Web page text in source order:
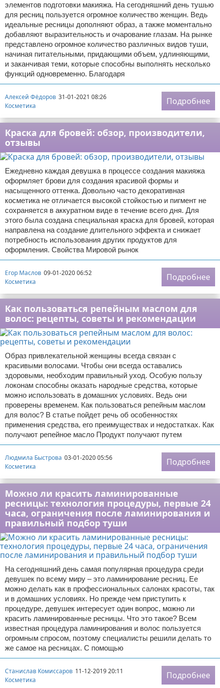
элементов подготовки макияжа. На сегодняшний день тушью
для ресниц пользуется огромное количество женщин. Ведь
идеальные ресницы дополняют образ, а также моментально
добавляют выразительность и очарование глазам. На рынке
представлено огромное количество различных видов туши,
начиная питательными, придающими объем, удлиняющими,
и заканчивая теми, которые способны выполнять несколько
функций одновременно. Благодаря
Алексей Фёдоров 31-01-2021 08:26
Косметика
Подробнее
Краска для бровей: обзор, производители,
отзывы
Ежедневно каждая девушка в процессе создания макияжа
оформляет брови для создания красивой формы и
насыщенного оттенка. Довольно часто декоративная
косметика не отличается высокой стойкостью и пигмент не
сохраняется в аккуратном виде в течение всего дня. Для
этого была создана специальная краска для бровей, которая
направлена на создание длительного эффекта и снижает
потребность использования других продуктов для
оформления. Свойства Мировой рынок
Егор Маслов 09-01-2020 06:52
Косметика
Подробнее
Как пользоваться репейным маслом для
волос: рецепты, советы и рекомендации
Образ привлекательной женщины всегда связан с
красивыми волосами. Чтобы они всегда оставались
здоровыми, необходим правильный уход. Особую пользу
локонам способны оказать народные средства, которые
можно использовать в домашних условиях. Ведь они
проверены временем. Как пользоваться репейным маслом
для волос? В статье пойдет речь об особенностях
применения средства, его преимуществах и недостатках. Как
получают репейное масло Продукт получают путем
Людмила Быстрова 03-01-2020 05:56
Косметика
Подробнее
Можно ли красить ламинированные
ресницы: технология процедуры, первые 24
часа, ограничения после ламинирования и
правильный подбор туши
На сегодняшний день самая популярная процедура среди
девушек по всему миру – это ламинирование ресниц. Ее
можно делать как в профессиональных салонах красоты, так
и в домашних условиях. Но прежде чем приступить к
процедуре, девушек интересует один вопрос, можно ли
красить ламинированные ресницы. Что это такое? Всем
известная процедура ламинирования и волос пользуется
огромным спросом, поэтому специалисты решили делать то
же самое на ресницах. С помощью
Станислав Комиссаров 11-12-2019 20:11
Косметика
Подробнее